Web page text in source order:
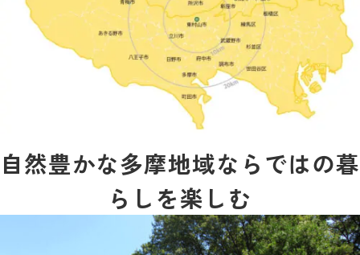
自然豊かな多摩地域ならではの暮
らしを楽しむ